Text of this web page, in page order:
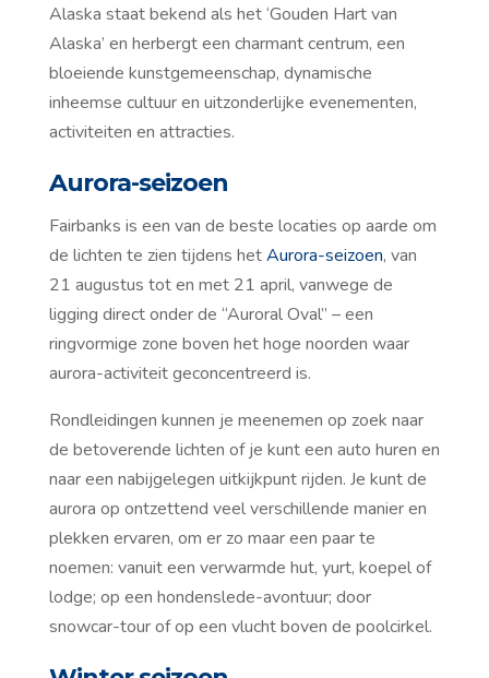
Alaska staat bekend als het ‘Gouden Hart van
Alaska’ en herbergt een charmant centrum, een
bloeiende kunstgemeenschap, dynamische
inheemse cultuur en uitzonderlijke evenementen,
activiteiten en attracties.
Aurora-seizoen
Fairbanks is een van de beste locaties op aarde om
de lichten te zien tijdens hetAurora-seizoen, van
21 augustus tot en met 21 april, vanwege de
ligging direct onder de “Auroral Oval” – een
ringvormige zone boven het hoge noorden waar
aurora-activiteit geconcentreerd is.
Rondleidingen kunnen je meenemen op zoek naar
de betoverende lichten of je kunt een auto huren en
naar een nabijgelegen uitkijkpunt rijden. Je kunt de
aurora op ontzettend veel verschillende manier en
plekken ervaren, om er zo maar een paar te
noemen: vanuit een verwarmde hut, yurt, koepel of
lodge; op een hondenslede-avontuur; door
snowcar-tour of op een vlucht boven de poolcirkel.